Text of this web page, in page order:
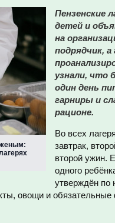
Пензенские
детей и
на
подрядчик,
узнали, что
один день
гарниры и
рационе.
Во всех
завтрак,
второй ужин.
одного
утверждён по
овощи и обязательные